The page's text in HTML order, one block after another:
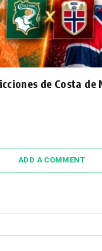
de Costa de
ADD A COMMENT